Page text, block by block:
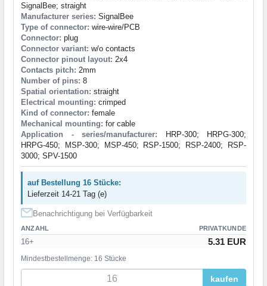
SignalBee; straight
Manufacturer series: SignalBee
Type of connector: wire-wire/PCB
Connector: plug
Connector variant: w/o contacts
Connector pinout layout: 2x4
Contacts pitch: 2mm
Number of pins: 8
Spatial orientation: straight
Electrical mounting: crimped
Kind of connector: female
Mechanical mounting: for cable
Application - series/manufacturer: HRP-300; HRPG-300;
HRPG-450; MSP-300; MSP-450; RSP-1500; RSP-2400; RSP-
3000; SPV-1500
auf Bestellung 16 Stücke:
Lieferzeit 14-21 Tag (e)
Benachrichtigung bei Verfügbarkeit
ANZAHL PRIVATKUNDE
16+ 5.31 EUR
Mindestbestellmenge: 16 Stücke
kaufen